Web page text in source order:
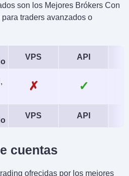
son los Mejores Brókers Con
traders avanzados o
VPS API
✗ ✓
VPS API
cuentas
ofrecidas por los mejores